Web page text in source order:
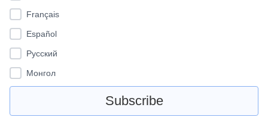
Français
Español
Pусский
Монгол